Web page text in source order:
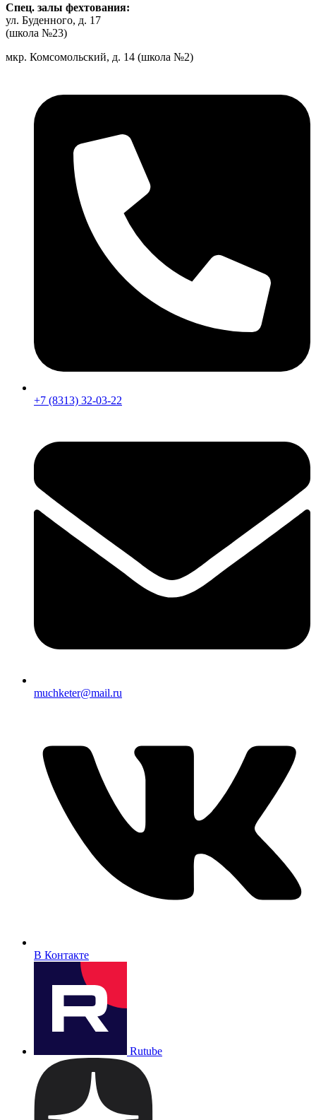
Спец. залы фехтования:
ул. Буденного, д. 17
(школа №23)
мкр. Комсомольский, д. 14 (школа №2)
+7 (8313) 32-03-22
muchketer@mail.ru
В Контакте
Rutube